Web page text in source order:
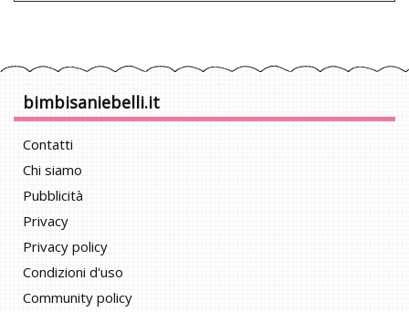
bimbisaniebelli.it
Contatti
Chi siamo
Pubblicità
Privacy
Privacy policy
Condizioni d'uso
Community policy